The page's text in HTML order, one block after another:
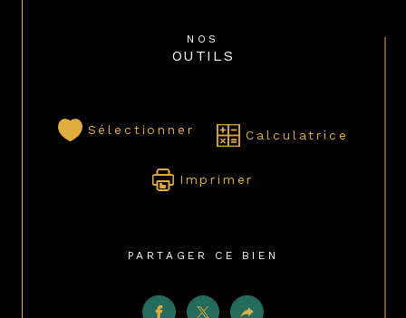
NOS
OUTILS
Sélectionner Calculatrice
Imprimer
PARTAGER CE BIEN